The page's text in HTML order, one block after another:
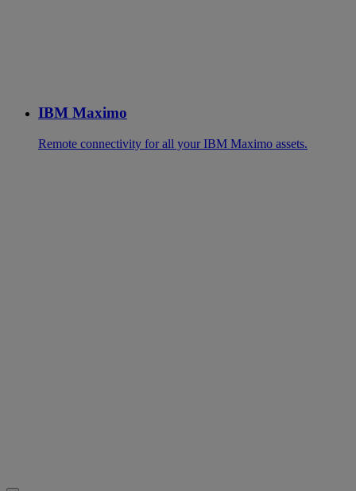
IBM Maximo
Remote connectivity for all your IBM Maximo assets.